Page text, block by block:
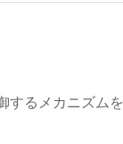
するメカニズムを